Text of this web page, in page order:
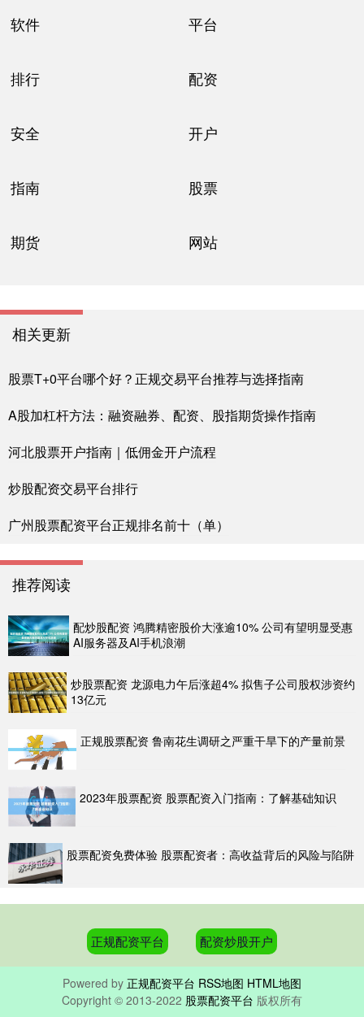
软件 平台
排行 配资
安全 开户
指南 股票
期货 网站
相关更新
股票T+0平台哪个好？正规交易平台推荐与选择指南
A股加杠杆方法：融资融券、配资、股指期货操作指南
河北股票开户指南｜低佣金开户流程
炒股配资交易平台排行
广州股票配资平台正规排名前十（单）
推荐阅读
配炒股配资 鸿腾精密股价大涨逾10% 公司有望明显受惠
AI服务器及AI手机浪潮
炒股票配资 龙源电力午后涨超4% 拟售子公司股权涉资约
13亿元
正规股票配资 鲁南花生调研之严重干旱下的产量前景
2023年股票配资 股票配资入门指南：了解基础知识
股票配资免费体验 股票配资者：高收益背后的风险与陷阱
正规配资平台 配资炒股开户
Powered by 正规配资平台 RSS地图 HTML地图
Copyright © 2013-2022 股票配资平台 版权所有